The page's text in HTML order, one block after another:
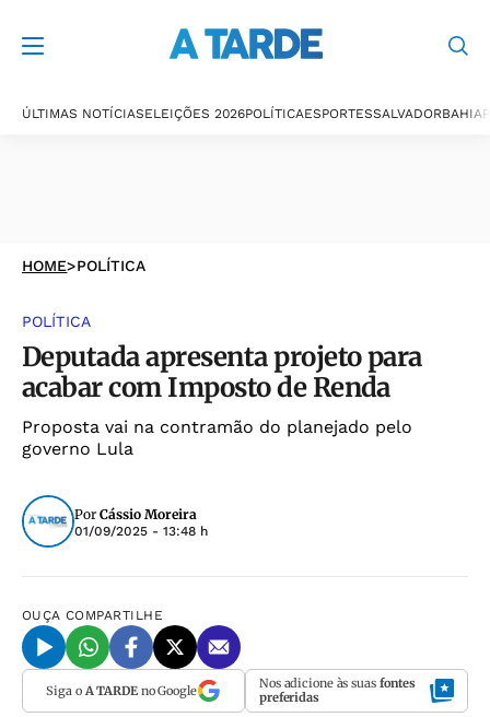
ÚLTIMAS NOTÍCIASELEIÇÕES 2026POLÍTICAESPORTESSALVADORBAHIA
HOME>POLÍTICA
POLÍTICA
Deputada apresenta projeto para
acabar com Imposto de Renda
Proposta vai na contramão do planejado pelo
governo Lula
Por Cássio Moreira
01/09/2025 - 13:48 h
OUÇA COMPARTILHE
Siga o A TARDEno Google Nos adicione às suas fontes
preferidas